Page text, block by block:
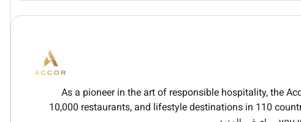
As a pioneer in the art of responsible hospitality, the
10,000 restaurants, and lifestyle destinations in 110